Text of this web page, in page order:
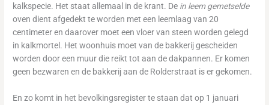
kalkspecie. Het staat allemaal in de krant. De in leem gemetselde
oven dient afgedekt te worden met een leemlaag van 20
centimeter en daarover moet een vloer van steen worden gelegd
in kalkmortel. Het woonhuis moet van de bakkerij gescheiden
worden door een muur die reikt tot aan de dakpannen. Er komen
geen bezwaren en de bakkerij aan de Rolderstraat is er gekomen.
En zo komt in het bevolkingsregister te staan dat op 1 januari